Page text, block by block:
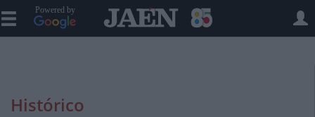
Powered by
Histórico